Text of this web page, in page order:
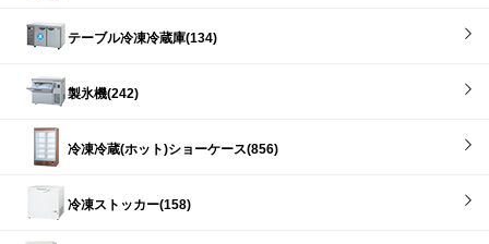
テーブル冷凍冷蔵庫(134)
製氷機(242)
冷凍冷蔵(ホット)ショーケース(856)
冷凍ストッカー(158)